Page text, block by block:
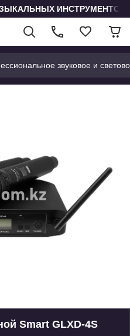
звуковое и
Smart GLXD-4S